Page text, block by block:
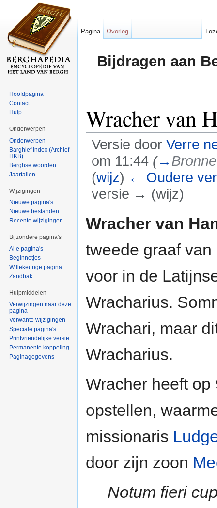
Bijdragen aan
Wracher van
Versie door Verre
om 11:44 (→
(wijz) ← Oudere
versie → (wijz)
Wracher van
tweede graaf van
voor in de
Wracharius.
Wrachari, maar
Wracharius.
Wracher heeft
opstellen,
missionaris
door zijn zoon
Notum fieri
Pagina Overleg
Hoofdpagina
Contact
Hulp
Onderwerpen
Onderwerpen
Barghief Index (Archief
HKB)
Berghse woorden
Jaartallen
Wijzigingen
Nieuwe pagina's
Nieuwe bestanden
Recente wijzigingen
Bijzondere pagina's
Alle pagina's
Beginnetjes
Willekeurige pagina
Zandbak
Hulpmiddelen
Verwijzingen naar deze
pagina
Verwante wijzigingen
Speciale pagina's
Printvriendelijke versie
Permanente koppeling
Paginagegevens